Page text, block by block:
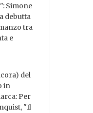
Simone
debutta
tra
e
del
in
Per
"Il